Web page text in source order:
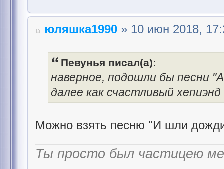
юляшка1990 » 10 июн 2018,
Певунья писал(а):
наверное, подошли бы песни
далее как счастливый
Можно взять песню "И шли
Ты просто был частицею